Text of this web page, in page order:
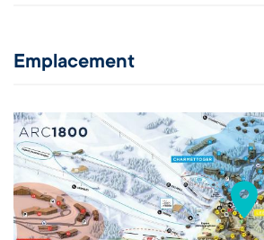
Emplacement